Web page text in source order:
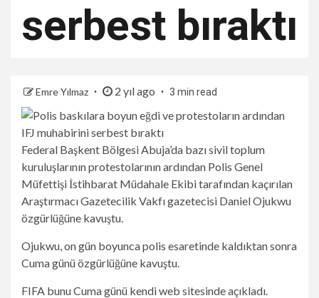
serbest bıraktı
Emre Yılmaz 2 yıl ago 3 min read
Federal Başkent Bölgesi Abuja’da bazı sivil toplum
kuruluşlarının protestolarının ardından Polis Genel
Müfettişi İstihbarat Müdahale Ekibi tarafından kaçırılan
Araştırmacı Gazetecilik Vakfı gazetecisi Daniel Ojukwu
özgürlüğüne kavuştu.
Ojukwu, on gün boyunca polis esaretinde kaldıktan sonra
Cuma günü özgürlüğüne kavuştu.
FIFA bunu Cuma günü kendi web sitesinde açıkladı.